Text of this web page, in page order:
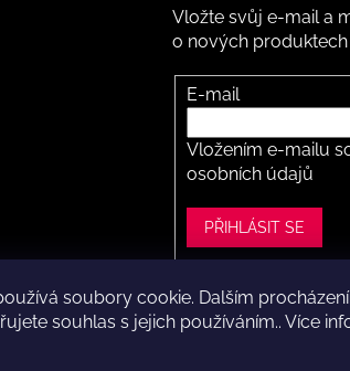
soubory cookie. Dalším
souhlas s jejich používáním.. Více
Vložte svůj e-mail a
o nových
E-mail
Vložením e-mailu
osobních údajů
PŘIHLÁSIT SE
2026 Dítě v botě .cz . Všechna práva